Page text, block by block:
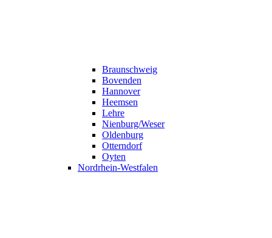
Braunschweig
Bovenden
Hannover
Heemsen
Lehre
Nienburg/Weser
Oldenburg
Otterndorf
Oyten
Nordrhein-Westfalen